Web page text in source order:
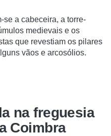
se a cabeceira, a torre-
medievais e os
que revestiam os pilares
vãos e arcosólios.
na freguesia
Coimbra